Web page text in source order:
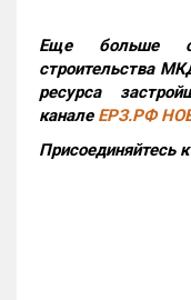
Еще больше
строительства
ресурса
канале ЕРЗ.РФ
Присоединяйтесь